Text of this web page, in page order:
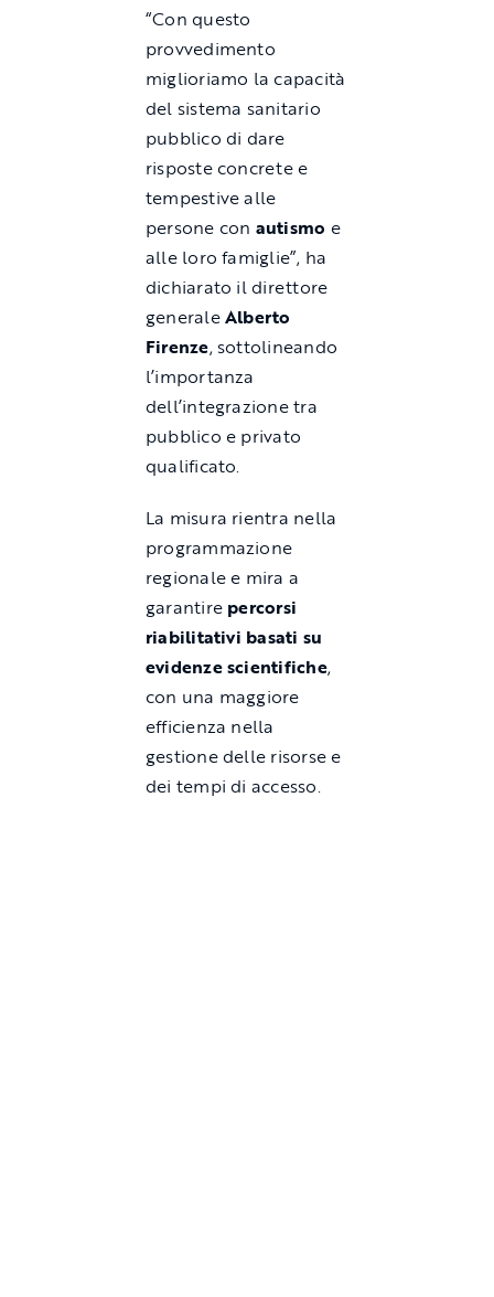
“Con questo
provvedimento
miglioriamo la capacità
del sistema sanitario
pubblico di dare
risposte concrete e
tempestive alle
persone con autismo e
alle loro famiglie”, ha
dichiarato il direttore
generaleAlberto
Firenze, sottolineando
l’importanza
dell’integrazione tra
pubblico e privato
qualificato.
La misura rientra nella
programmazione
regionale e mira a
garantire percorsi
riabilitativi basati su
evidenze scientifiche,
con una maggiore
efficienza nella
gestione delle risorse e
dei tempi di accesso.